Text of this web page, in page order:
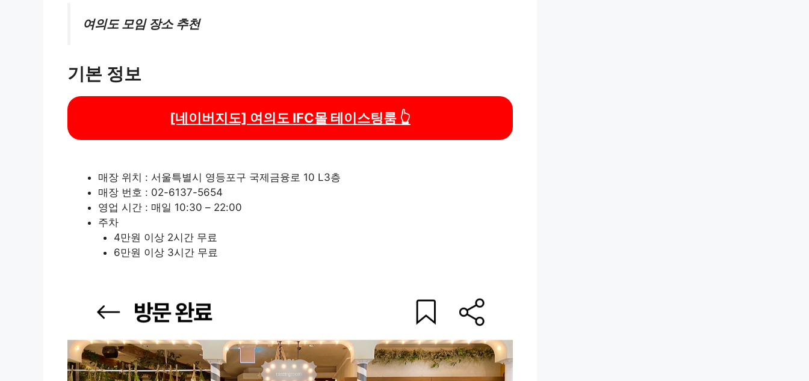
여의도 모임 장소 추천
기본 정보
[네이버지도] 여의도 IFC몰 테이스팅룸 👆
매장 위치 : 서울특별시 영등포구 국제금융로 10 L3층
매장 번호 : 02-6137-5654
영업 시간 : 매일 10:30 – 22:00
주차
4만원 이상 2시간 무료
6만원 이상 3시간 무료